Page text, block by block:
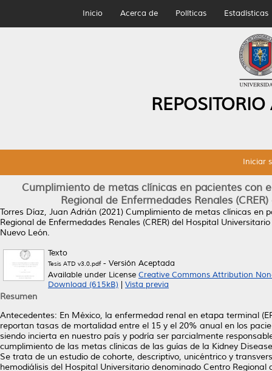
Inicio Acerca de Políticas Estadísticas
Iniciar
Cumplimiento de metas clínicas en pacientes con
Regional de Enfermedades Renales
Torres Díaz, Juan Adrián (2021) Cumplimiento de metas clínicas en
Regional de Enfermedades Renales (CRER) del Hospital
Nuevo León.
Texto
Tesis ATD v3.0.pdf- Versión Aceptada
Available under License Creative Commons Attribution
Download (615kB)
Vista previa
Resumen
Antecedentes: En México, la enfermedad renal en etapa terminal
reportan tasas de mortalidad entre el 15 y el 20% anual en los
siendo incierta en nuestro país y podría ser parcialmente
cumplimiento de las metas clínicas de las guías de la Kidney
Se trata de un estudio de cohorte, descriptivo, unicéntrico y
hemodiálisis del Hospital Universitario denominado Centro Regional